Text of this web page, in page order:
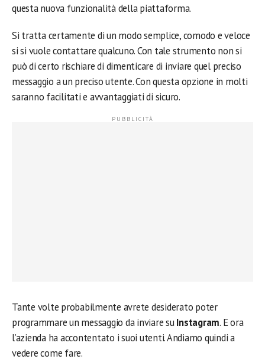
questa nuova funzionalità della piattaforma.
Si tratta certamente di un modo semplice, comodo e veloce
si si vuole contattare qualcuno. Con tale strumento non si
può di certo rischiare di dimenticare di inviare quel preciso
messaggio a un preciso utente. Con questa opzione in molti
saranno facilitati e avvantaggiati di sicuro.
Tante volte probabilmente avrete desiderato poter
programmare un messaggio da inviare suInstagram. E ora
l’azienda ha accontentato i suoi utenti. Andiamo quindi a
vedere come fare.